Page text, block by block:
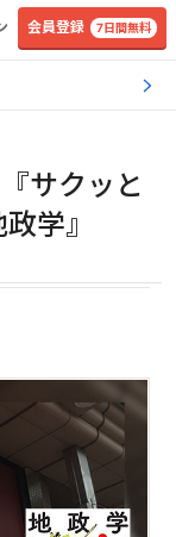
会員登録 7日間無料
サクッと
学』